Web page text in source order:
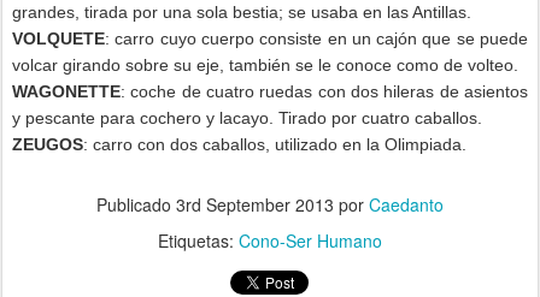
grandes, tirada por una sola bestia; se usaba en las Antillas.
VOLQUETE: carro cuyo cuerpo consiste en un cajón que se puede
volcar girando sobre su eje, también se le conoce como de volteo.
WAGONETTE: coche de cuatro ruedas con dos hileras de asientos
y pescante para cochero y lacayo. Tirado por cuatro caballos.
ZEUGOS: carro con dos caballos, utilizado en la Olimpiada.
Publicado 3rd September 2013 por Caedanto
Etiquetas: Cono-Ser Humano